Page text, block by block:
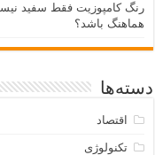
رنگ کامپوزیت فقط سفید
هماهنگ باشد؟
دسته‌ها
اقتصاد
تکنولوژی